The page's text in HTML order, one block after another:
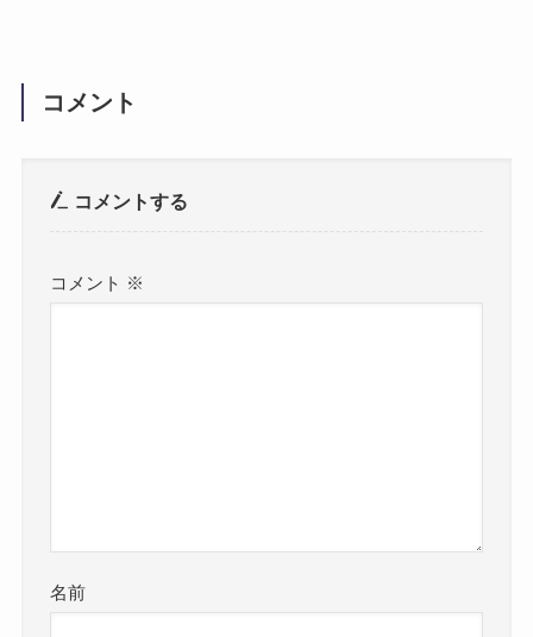
コメント
コメントする
コメント ※
名前